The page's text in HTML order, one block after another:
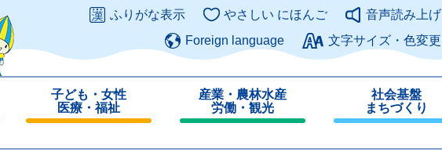
このページの本文へ
ふりがな表示 やさしい にほんご
音声読み上げ
Foreign language
文字サイズ・色変更
子ども・女性
医療・福祉
じ
産業・農林水産
労働・観光
じ
社会基盤
まちづくり
じ